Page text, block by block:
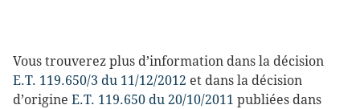
Vous trouverez plus d’information dans la décision
E.T. 119.650/3 du 11/12/2012 et dans la décision
d’origine E.T. 119.650 du 20/10/2011 publiées dans